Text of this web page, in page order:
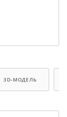
3D-МОДЕЛЬ